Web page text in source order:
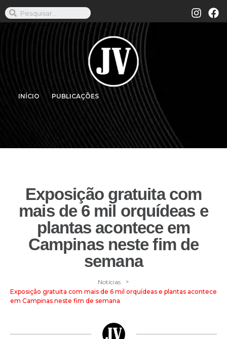
INÍCIO PUBLICAÇÕES
Exposição gratuita com
mais de 6 mil orquídeas e
plantas acontece em
Campinas neste fim de
semana
Notícias >
Exposição gratuita com mais de 6 mil orquídeas e plantas acontece
em Campinas neste fim de semana